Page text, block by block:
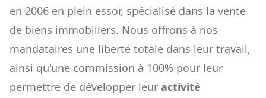
en 2006 en plein essor, spécialisé dans la vente
de biens immobiliers. Nous offrons à nos
mandataires une liberté totale dans leur travail,
ainsi qu'une commission à 100% pour leur
permettre de développer leur activité